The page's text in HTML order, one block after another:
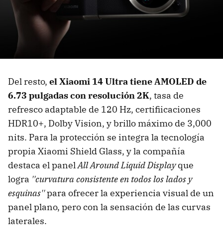
Del resto, el Xiaomi 14 Ultra tiene AMOLED de
6.73 pulgadas con resolución 2K, tasa de
refresco adaptable de 120 Hz, certifiicaciones
HDR10+, Dolby Vision, y brillo máximo de 3,000
nits. Para la protección se integra la tecnología
propia Xiaomi Shield Glass, y la compañía
destaca el panelAll Around Liquid Displayque
logra ''curvatura consistente en todos los lados y
esquinas''para ofrecer la experiencia visual de un
panel plano, pero con la sensación de las curvas
laterales.